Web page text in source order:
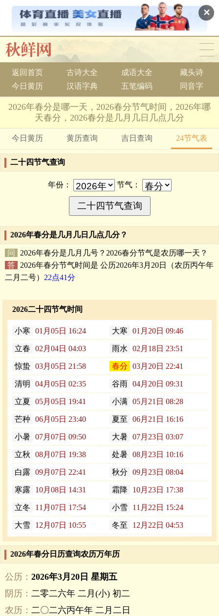
✕
返回首页 古诗大全 成语大全
藏头诗
今日黄历
汉语字典 五笔编码 同音字
2026年春分是哪一天，2026春分节气时间，2026年哪
天春分，2026春分是几月几日几点几分
今日黄历 黄历查询 吉日查询 24节气表
二十四节气查询
年份： 节气：
2026年春分是几月几日几点几分？
问
2026年春分是几月几号？2026春分节气是农历哪一天？
答
2026年春分节气时间是 公历2026年3月20日（农历丙午年
二月二号） 22点41分
2026二十四节气时间
小寒 01月05日 16:24 大寒 01月20日 09:46
立春 02月04日 04:03 雨水 02月18日 23:51
惊蛰 03月05日 21:58 春分 03月20日 22:41
清明 04月05日 02:35 谷雨 04月20日 09:31
立夏 05月05日 19:41 小满 05月21日 08:28
芒种 06月05日 23:40 夏至 06月21日 16:16
小暑 07月07日 09:50 大暑 07月23日 03:07
立秋 08月07日 19:38 处暑 08月23日 10:16
白露 09月07日 22:41 秋分 09月23日 08:04
寒露 10月08日 14:31 霜降 10月23日 17:38
立冬 11月07日 17:54 小雪 11月22日 15:24
大雪 12月07日 10:55 冬至 12月22日 04:53
2026年春分日历查询农历万年历
公历： 2026年3月20日 星期五
阴历： 二零二六年 二月(小) 初二
农历： 二〇二六丙午年 二月二日